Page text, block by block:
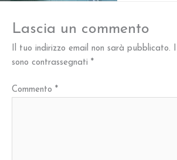
Lascia un commento
Il tuo indirizzo email non sarà pubblicato.
sono contrassegnati *
Commento *